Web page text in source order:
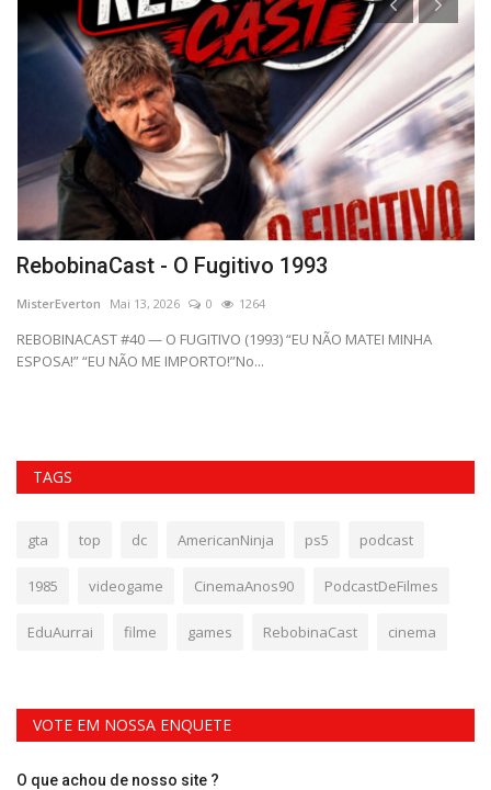
RebobinaCast - O Fugitivo 1993
MisterEverton Mai 13, 2026 0 1264
REBOBINACAST #40 — O FUGITIVO (1993) “EU NÃO MATEI MINHA
ESPOSA!” “EU NÃO ME IMPORTO!”No...
TAGS
gta top dc AmericanNinja ps5 podcast
1985 videogame CinemaAnos90 PodcastDeFilmes
EduAurrai filme games RebobinaCast cinema
VOTE EM NOSSA ENQUETE
O que achou de nosso site ?